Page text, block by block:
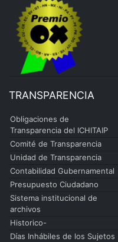
TRANSPARENCIA
Obligaciones de
Transparencia del ICHITAIP
Comité de Transparencia
Unidad de Transparencia
Contabilidad Gubernamental
Presupuesto Ciudadano
Sistema institucional de
archivos
Historico-
Días Inhábiles de los Sujetos